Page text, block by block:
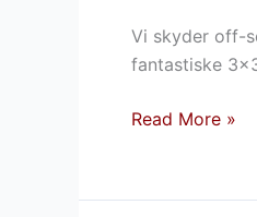
Vi skyder off-
fantastiske
3×3-
turneringer
Read More »